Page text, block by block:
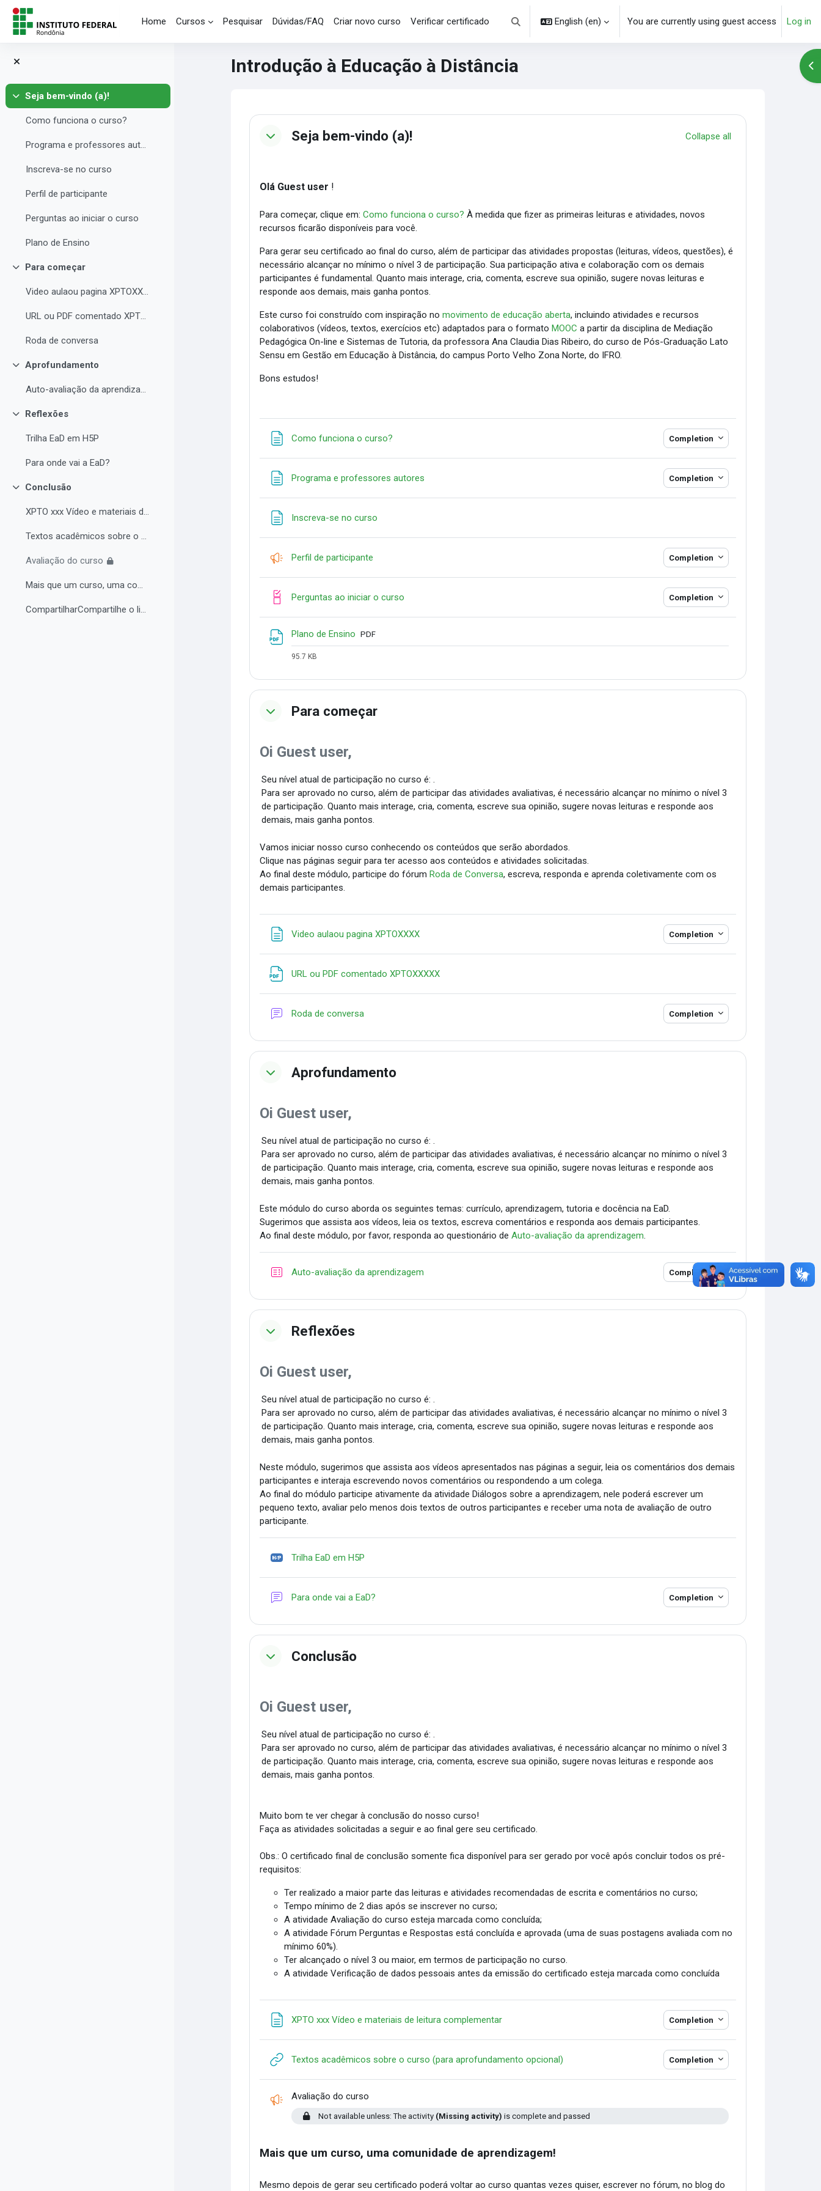
Skip to main content
Home
Cursos Pesquisar Dúvidas/FAQ Criar novo curso Verificar certificado
Toggle search input
English ‎(en)‎ You are currently using guest access Log in
Collapse
Seja bem-vindo (a)!
Como funciona o curso?
Programa e professores autores
Inscreva-se no curso
Perfil de participante
Perguntas ao iniciar o curso
Plano de Ensino
Collapse
Para começar
Video aulaou pagina XPTOXXXX
URL ou PDF comentado XPTOXXXXX
Roda de conversa
Collapse
Aprofundamento
Auto-avaliação da aprendizagem
Collapse
Reflexões
Trilha EaD em H5P
Para onde vai a EaD?
Collapse
Conclusão
XPTO xxx Vídeo e materiais de leitura complementar
Textos acadêmicos sobre o curso (para aprofundamento opcional)
Avaliação do curso
Mais que um curso, uma comunidade de aprendizagem!...
CompartilharCompartilhe o link do curso em suas re...
Introdução à Educação à Distância
Blocks
Section outline
Seja bem-vindo (a)! Collapse all
Olá Guest user !
Para começar, clique em:Como funciona o curso? À medida que fizer as primeiras leituras e atividades, novos
recursos ficarão disponíveis para você.
Para gerar seu certificado ao final do curso, além de participar das atividades propostas (leituras, vídeos, questões), é
necessário alcançar no mínimo o nível 3 de participação. Sua participação ativa e colaboração com os demais
participantes é fundamental. Quanto mais interage, cria, comenta, escreve sua opinião, sugere novas leituras e
responde aos demais, mais ganha pontos.
Este curso foi construído com inspiração nomovimento de educação aberta, incluindo atividades e recursos
colaborativos (vídeos, textos, exercícios etc) adaptados para o formatoMOOC a partir da disciplina de Mediação
Pedagógica On-line e Sistemas de Tutoria, da professora Ana Claudia Dias Ribeiro, do curso de Pós-Graduação Lato
Sensu em Gestão em Educação à Distância, do campus Porto Velho Zona Norte, do IFRO.
Bons estudos!
Como funciona o curso? Completion
Programa e professores autores Completion
Inscreva-se no curso
Perfil de participante Completion
Perguntas ao iniciar o curso Completion
Plano de Ensino File
PDF
95.7 KB
Para começar
Oi Guest user,
Seu nível atual de participação no curso é: .
Para ser aprovado no curso, além de participar das atividades avaliativas, é necessário alcançar no mínimo o nível 3
de participação. Quanto mais interage, cria, comenta, escreve sua opinião, sugere novas leituras e responde aos
demais, mais ganha pontos.
Vamos iniciar nosso curso conhecendo os conteúdos que serão abordados.
Clique nas páginas seguir para ter acesso aos conteúdos e atividades solicitadas.
Ao final deste módulo, participe do fórumRoda de Conversa, escreva, responda e aprenda coletivamente com os
demais participantes.
Video aulaou pagina XPTOXXXXPage Completion
URL ou PDF comentado XPTOXXXXX
Roda de conversa Completion
Aprofundamento
Oi Guest user,
Seu nível atual de participação no curso é: .
Para ser aprovado no curso, além de participar das atividades avaliativas, é necessário alcançar no mínimo o nível 3
de participação. Quanto mais interage, cria, comenta, escreve sua opinião, sugere novas leituras e responde aos
demais, mais ganha pontos.
Este módulo do curso aborda os seguintes temas: currículo, aprendizagem, tutoria e docência na EaD.
Sugerimos que assista aos vídeos, leia os textos, escreva comentários e responda aos demais participantes.
Ao final deste módulo, por favor, responda ao questionário deAuto-avaliação da aprendizagem.
Auto-avaliação da aprendizagem Completion
Reflexões
Oi Guest user,
Seu nível atual de participação no curso é: .
Para ser aprovado no curso, além de participar das atividades avaliativas, é necessário alcançar no mínimo o nível 3
de participação. Quanto mais interage, cria, comenta, escreve sua opinião, sugere novas leituras e responde aos
demais, mais ganha pontos.
Neste módulo, sugerimos que assista aos vídeos apresentados nas páginas a seguir, leia os comentários dos demais
participantes e interaja escrevendo novos comentários ou respondendo a um colega.
Ao final do móduloparticipe ativamente da atividade Diálogos sobre a aprendizagem, nele poderá escrever um
pequeno texto, avaliar pelo menos dois textos de outros participantes e receber uma nota de avaliação de outro
participante.
Trilha EaD em H5P
Para onde vai a EaD? Completion
Conclusão
Oi Guest user,
Seu nível atual de participação no curso é: .
Para ser aprovado no curso, além de participar das atividades avaliativas, é necessário alcançar no mínimo o nível 3
de participação. Quanto mais interage, cria, comenta, escreve sua opinião, sugere novas leituras e responde aos
demais, mais ganha pontos.
Muito bom te ver chegar à conclusão do nosso curso!
Faça as atividades solicitadas a seguir e ao final gere seu certificado.
Obs.: O certificado final de conclusão somente fica disponível para ser gerado por você após concluir todos os pré-
requisitos:
Ter realizado a maior parte das leituras e atividades recomendadas de escrita e comentários no curso;
Tempo mínimo de 2 dias após se inscrever no curso;
A atividade Avaliação do curso esteja marcada como concluída;
A atividade Fórum Perguntas e Respostas está concluída e aprovada (uma de suas postagens avaliada com no
mínimo 60%).
Ter alcançado o nível 3 ou maior, em termos de participação no curso.
A atividade Verificação de dados pessoais antes da emissão do certificado esteja marcada como concluída
XPTO xxx Vídeo e materiais de leitura complementarPage Completion
Textos acadêmicos sobre o curso (para aprofundamento opcional) Completion
Avaliação do curso
Not available unless: The activity (Missing activity) is complete and passed
Mais que um curso, uma comunidade de aprendizagem!
Mesmo depois de gerar seu certificado poderá voltar ao curso quantas vezes quiser, escrever no fórum, no blog do